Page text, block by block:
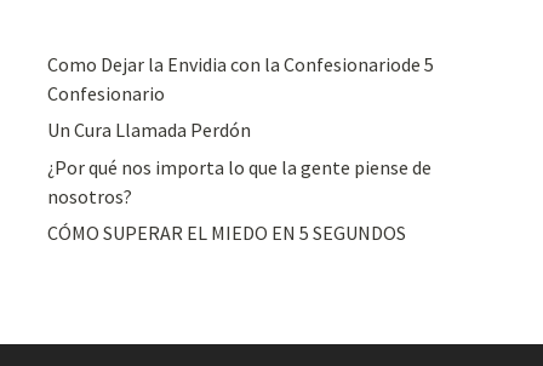
Como Dejar la Envidia con la Confesionariode 5
Confesionario
Un Cura Llamada Perdón
¿Por qué nos importa lo que la gente piense de
nosotros?
CÓMO SUPERAR EL MIEDO EN 5 SEGUNDOS